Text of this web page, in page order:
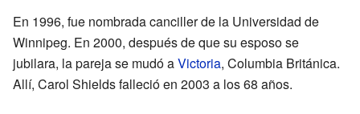
En 1996, fue nombrada canciller de la Universidad de
Winnipeg. En 2000, después de que su esposo se
jubilara, la pareja se mudó aVictoria, Columbia Británica.
Allí, Carol Shields falleció en 2003 a los 68 años.